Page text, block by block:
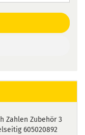
Zahlen Zubehör 3
605020892